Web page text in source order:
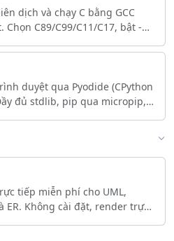
dịch và chạy C bằng GCC
C89/C99/C11/C17, bật -
duyệt qua Pyodide (CPython
đủ stdlib, pip qua micropip,
tiếp miễn phí cho UML,
ER. Không cài đặt, render trực